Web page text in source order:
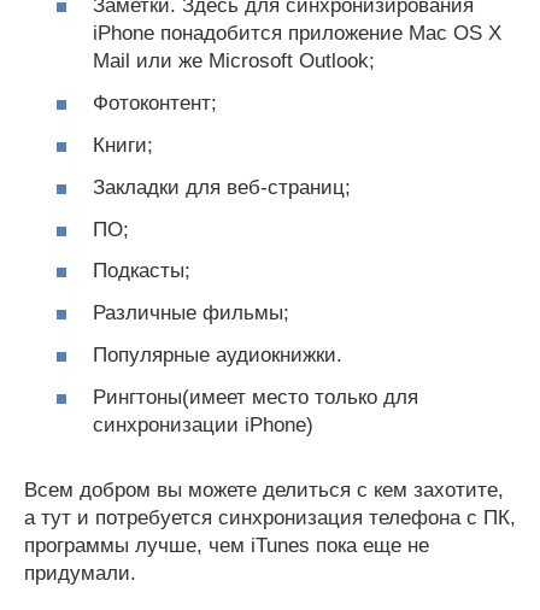
Заметки. Здесь для синхронизирования
iPhone понадобится приложение Mac OS X
Mail или же Microsoft Outlook;
Фотоконтент;
Книги;
Закладки для веб-страниц;
ПО;
Подкасты;
Различные фильмы;
Популярные аудиокнижки.
Рингтоны(имеет место только для
синхронизации iPhone)
Всем добром вы можете делиться с кем захотите,
а тут и потребуется синхронизация телефона с ПК,
программы лучше, чем iTunes пока еще не
придумали.